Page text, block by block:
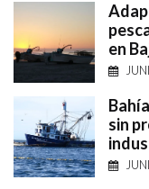
en
sin